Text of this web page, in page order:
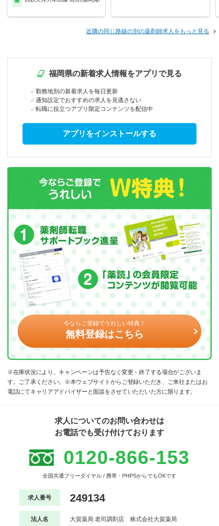
近隣の同じ路線の別の薬剤師求人をもっと見る
福岡県の新着求人情報をアプリで見る
勤務地別の新着求人を毎日更新
通知設定でおすすめの求人を見逃さない
転職に役立つアプリ限定コンテンツを配信中
アプリをインストールする
今ならご登録でうれしい特典！
無料登録はこちら
※在庫状況により、キャンペーンは予告なく変更・終了する場合がございま
す。ご了承ください。※本ウェブサイトからご登録いただき、ご来社またはお
電話にてキャリアアドバイザーと面談をさせていただいた方に限ります。
求人についてのお問い合わせは
お電話でも受け付けております
0120-866-153
全国共通フリーダイヤル / 携帯・PHPSからでもOKです
求人番号 249134
法人名 大賀薬局 老司調剤店 株式会社大賀薬局